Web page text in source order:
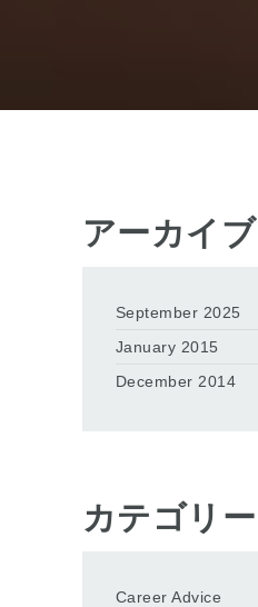
アーカイブ
September 2025
January 2015
December 2014
カテゴリー
Career Advice